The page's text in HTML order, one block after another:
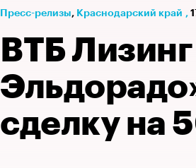
Спецпроекты Проверка контрагентов
Пресс-релизы⁠, Краснодарский край ,
ВТБ
сделку на